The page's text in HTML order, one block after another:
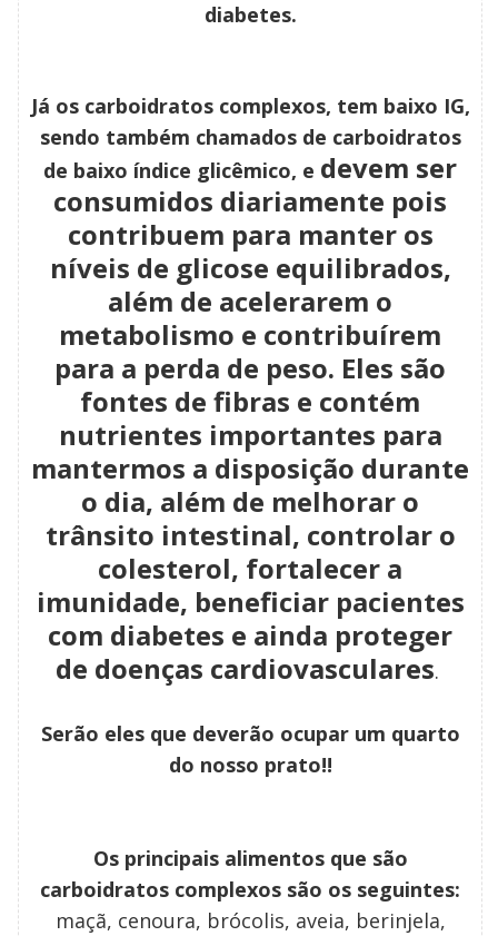
diabetes.
Já os carboidratos complexos, tem baixo IG,
sendo também chamados de carboidratos
de baixo índice glicêmico, e devem ser
consumidos diariamente pois
contribuem para manter os
níveis de glicose equilibrados,
além de acelerarem o
metabolismo e contribuírem
para a perda de peso. Eles são
fontes de fibras e contém
nutrientes importantes para
mantermos a disposição durante
o dia, além de melhorar o
trânsito intestinal, controlar o
colesterol, fortalecer a
imunidade, beneficiar pacientes
com diabetes e ainda proteger
de doenças cardiovasculares.
Serão eles que deverão ocupar um quarto
do nosso prato!!
Os principais alimentos que são
carboidratos complexos são os seguintes:
maçã, cenoura, brócolis, aveia, berinjela,